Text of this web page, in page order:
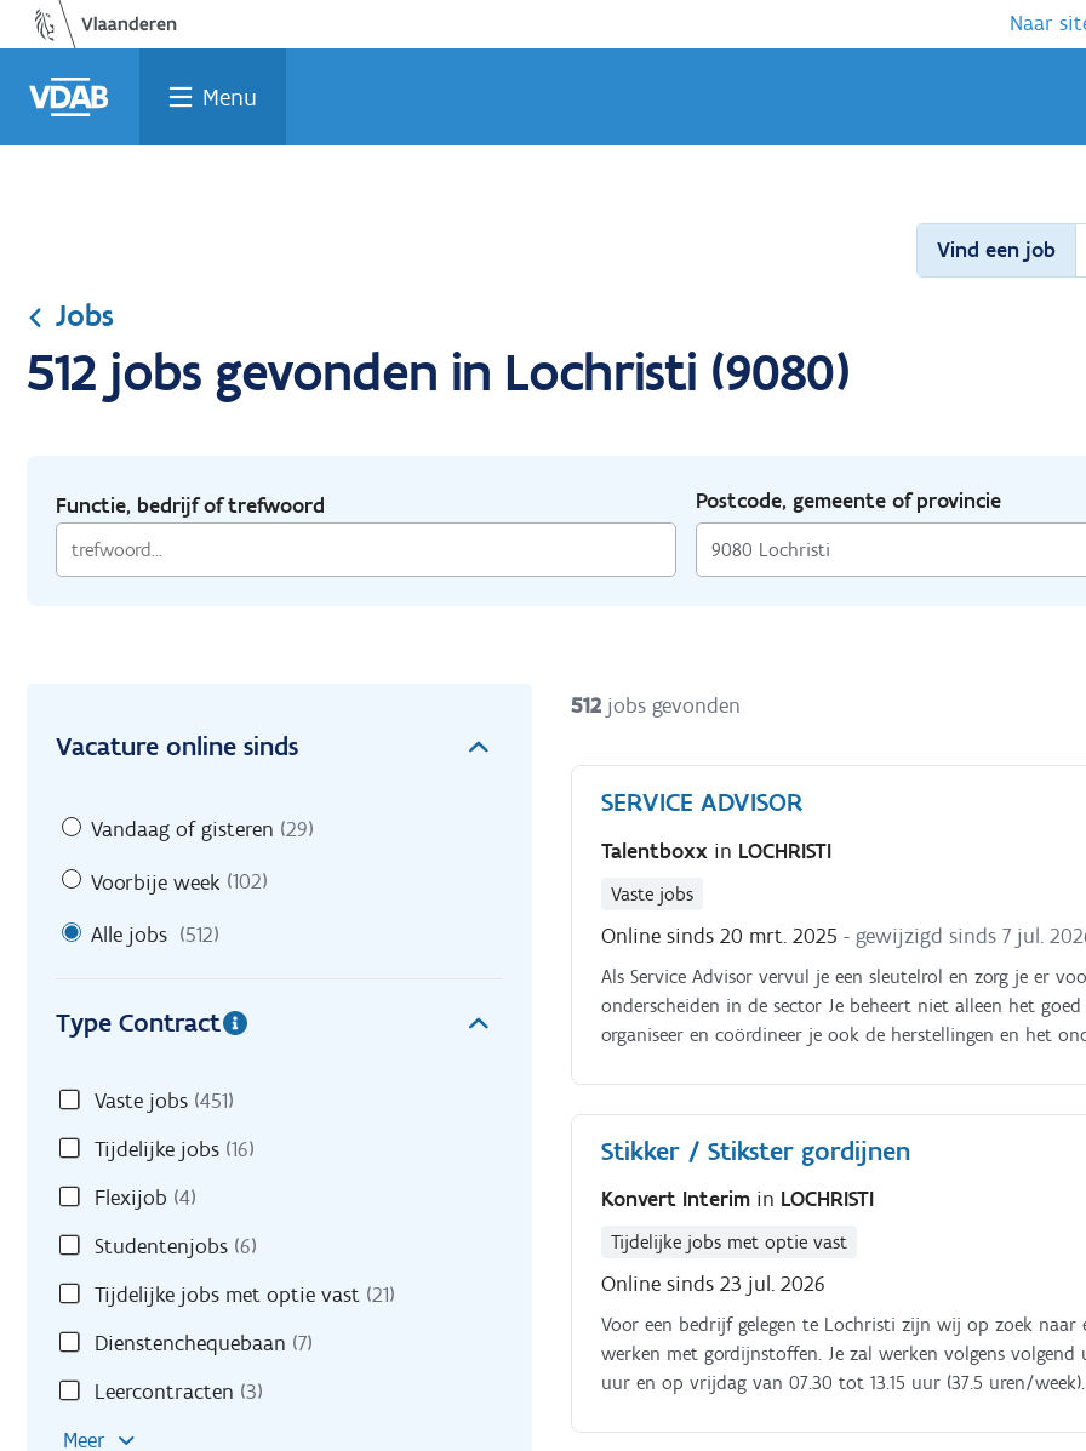
Ga
naar
de
inhoud
Vind
een
job
Vind
een
opleiding
Welke
job
past
bij
Terug
naar
home
Naar
Menu
Vind een job
Jobs
512 jobs gevonden in Lochristi (9080)
Functie, bedrijf of trefwoord
Postcode, gemeente of provincie
Vacature online sinds
Vandaag of gisteren (29)
Voorbije week (102)
Alle jobs (512)
Type Contract
Vaste jobs (451)
Tijdelijke jobs (16)
Flexijob (4)
Studentenjobs (6)
Tijdelijke jobs met optie vast (21)
Dienstenchequebaan (7)
Leercontracten (3)
Meer
512 jobs gevonden
SERVICE ADVISOR
Talentboxx in LOCHRISTI
Vaste jobs
Online sinds 20 mrt. 2025 - gewijzigd sinds 7 jul.
Als Service Advisor vervul je een sleutelrol en zorg je er
onderscheiden in de sector Je beheert niet alleen het
organiseer en coördineer je ook de herstellingen en het
hierover met de werkplaatsverantwoordelijke. De
de techniekers van de nodige onderdelen, volgt de
rapporteert aan de vestigingsleider Doordat je de klant
over de service en de geleverde kwaliteit. Bovendien
jou samen te werken Naast ruimte voor persoonlijke
verantwoordelijkheid binnen een dynamische
Stikker / Stikster gordijnen
Konvert Interim in LOCHRISTI
Tijdelijke jobs met optie vast
Online sinds 23 jul. 2026
Voor een bedrijf gelegen te Lochristi zijn wij op zoek
werken met gordijnstoffen. Je zal werken volgens
uur en op vrijdag van 07.30 tot 13.15 uur (37.5 uren/